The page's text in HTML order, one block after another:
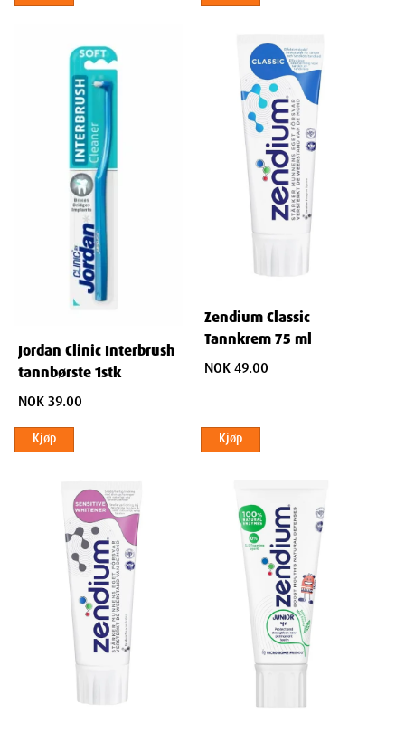
Jordan Clinic Interbrush
tannbørste 1stk
NOK 39.00
Kjøp
Zendium Classic
Tannkrem 75 ml
NOK 49.00
Kjøp